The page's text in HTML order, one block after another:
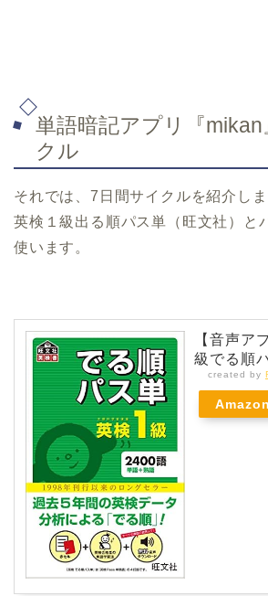
単語暗記アプリ『mikan
クル
それでは、 7 日間サイクルを紹介し
英検１級出る順パス単（旺文社）と
使います。
【音声ア
級でる順
created by
Amazon